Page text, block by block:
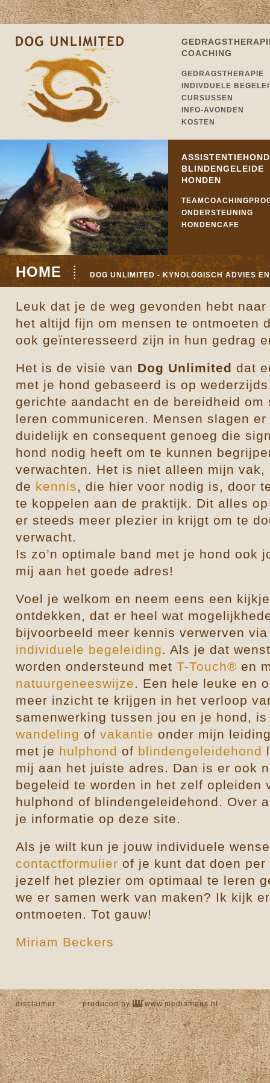
COACHING
GEDRAGSTHERAPIE
INDIVDUELE
CURSUSSEN
INFO-AVONDEN
KOSTEN
BLINDENGELEIDE
HONDEN
ONDERSTEUNING
HONDENCAFE
HOME DOG UNLIMITED - KYNOLOGISCH ADVIES
Leuk dat je de weg gevonden hebt naar
het altijd fijn om mensen te ontmoeten
ook geïnteresseerd zijn in hun gedrag
Het is de visie van Dog Unlimited dat
met je hond gebaseerd is op
gerichte aandacht en de bereidheid
leren communiceren. Mensen slagen
duidelijk en consequent genoeg die
hond nodig heeft om te kunnen
verwachten. Het is niet alleen mijn
de kennis, die hier voor nodig is, door
te koppelen aan de praktijk. Dit alles
er steeds meer plezier in krijgt om te
verwacht.
Is zo’n optimale band met je hond ook
mij aan het goede adres!
Voel je welkom en neem eens een
ontdekken, dat er heel wat
bijvoorbeeld meer kennis verwerven
individuele begeleiding. Als je dat
worden ondersteund met T-Touch® en
natuurgeneeswijze. Een hele leuke en
meer inzicht te krijgen in het verloop
samenwerking tussen jou en je hond,
wandeling of vakantie onder mijn
met je hulphond of blindengeleidehond
mij aan het juiste adres. Dan is er ook
begeleid te worden in het zelf opleiden
hulphond of blindengeleidehond. Over
je informatie op deze site.
Als je wilt kun je jouw individuele
contactformulier of je kunt dat doen per
jezelf het plezier om optimaal te leren
we er samen werk van maken? Ik kijk
ontmoeten. Tot gauw!
Miriam Beckers
disclaimer produced by www.mediamens.nl